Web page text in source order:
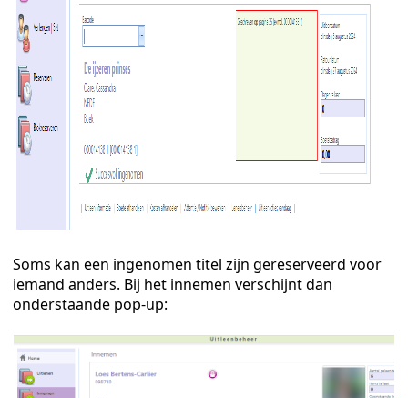
Soms kan een ingenomen titel zijn gereserveerd voor
iemand anders. Bij het innemen verschijnt dan
onderstaande pop-up: